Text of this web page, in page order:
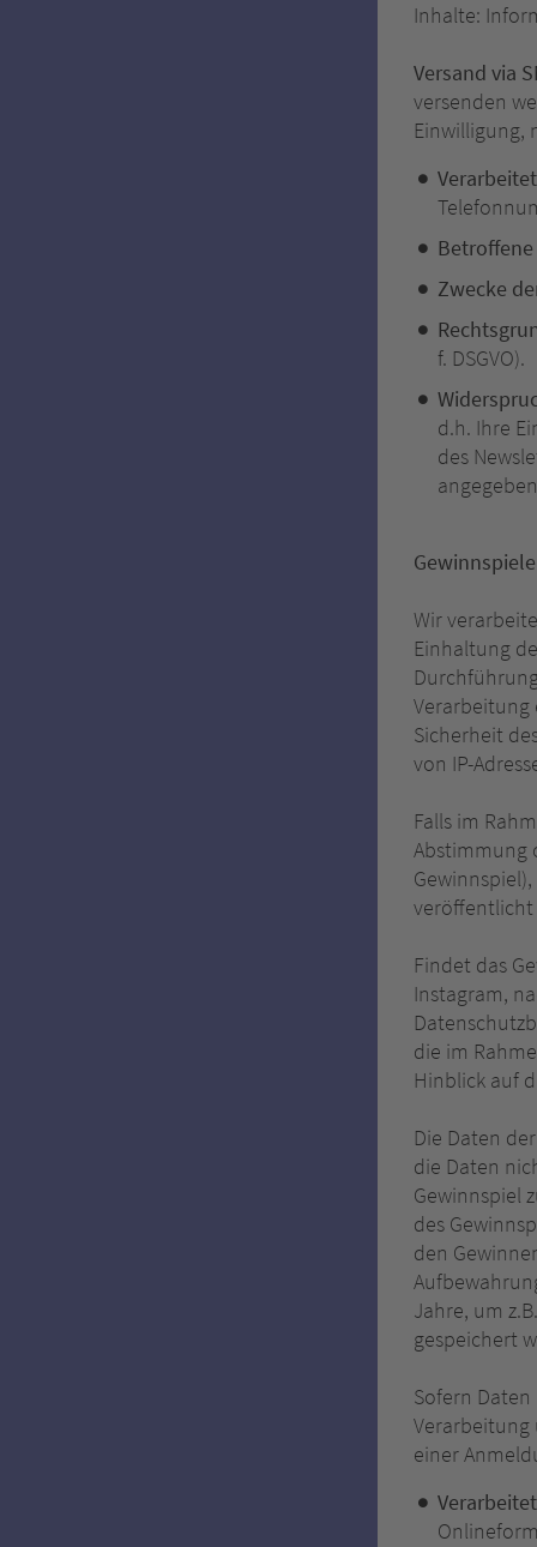
Inhalte:
Versand via
versenden
Einwilligung,
Zwecke
f. DSGVO).
d.h. Ihre
des
Wir
Einhaltung
Verarbeitung
Sicherheit
von IP-
Falls im
Abstimmung
veröffentlicht
Findet das
Instagram,
die im
Hinblick auf
Die Daten
die Daten
Gewinnspiel
des
den
Jahre, um
gespeichert
Sofern
Verarbeitung
einer